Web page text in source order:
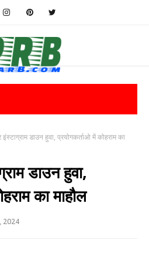
डाउन हुवा, प्रयोगकर्ताओ में कोहराम का
डाउन हुवा,
का माहौल
2024